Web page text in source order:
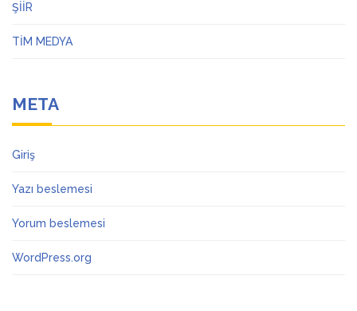
ŞİİR
TİM MEDYA
META
Giriş
Yazı beslemesi
Yorum beslemesi
WordPress.org